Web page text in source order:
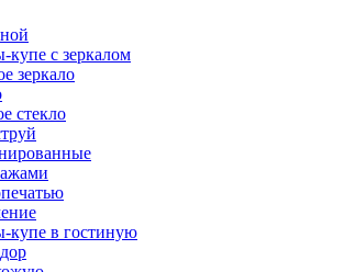
с зеркалом
зеркало
стекло
в гостиную